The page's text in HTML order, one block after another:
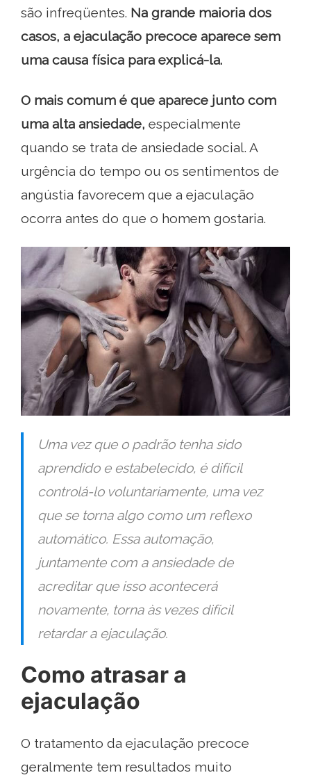
são infreqüentes. Na grande maioria dos
casos, a ejaculação precoce aparece sem
uma causa física para explicá-la.
O mais comum é que aparece junto com
uma alta ansiedade, especialmente
quando se trata de ansiedade social. A
urgência do tempo ou os sentimentos de
angústia favorecem que a ejaculação
ocorra antes do que o homem gostaria.
Uma vez que o padrão tenha sido
aprendido e estabelecido, é difícil
controlá-lo voluntariamente, uma vez
que se torna algo como um reflexo
automático. Essa automação,
juntamente com a ansiedade de
acreditar que isso acontecerá
novamente, torna às vezes difícil
retardar a ejaculação.
Como atrasar a
ejaculação
O tratamento da ejaculação precoce
geralmente tem resultados muito